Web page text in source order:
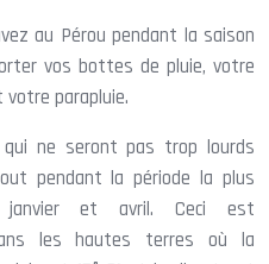
au Pérou pendant la saison
vos bottes de pluie, votre
parapluie.
ne seront pas trop lourds
pendant la période la plus
janvier et avril. Ceci est
les hautes terres où la